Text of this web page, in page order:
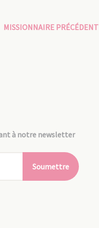
MISSIONNAIRE PRÉCÉDENT
à notre newsletter
Soumettre